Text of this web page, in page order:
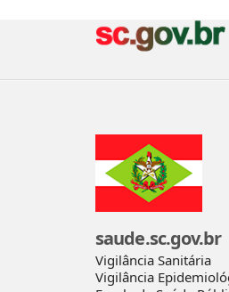
saude.sc.gov.br
Vigilância Sanitária
Vigilância